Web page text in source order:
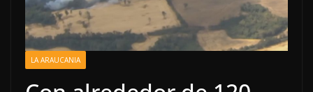
LA ARAUCANIA